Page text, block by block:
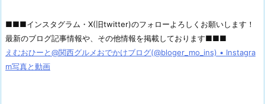
■■■インスタグラム・X(旧twitter)のフォローよろしくお願いします！
最新のブログ記事情報や、その他情報を掲載しております■■■
えむおひーと@関西グルメおでかけブログ(@bloger_mo_ins) • Instagra
m写真と動画